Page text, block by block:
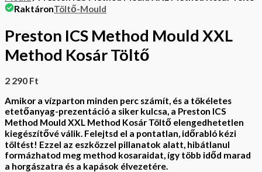
RaktáronTöltő-Mould
Preston ICS Method Mould XXL
Method Kosár Töltő
2 290 Ft
Amikor a vízparton minden perc számít, és a tökéletes
etetőanyag-prezentáció a siker kulcsa, a Preston ICS
Method Mould XXL Method Kosár Töltő elengedhetetlen
kiegészítővé válik. Felejtsd el a pontatlan, időrabló kézi
töltést! Ezzel az eszközzel pillanatok alatt, hibátlanul
formázhatod meg method kosaraidat, így több időd marad
a horgászatra és a kapások élvezetére.